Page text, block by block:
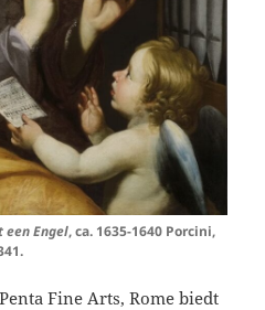
een Engel, ca. 1635-1640 Porcini,
Fine Arts, Rome biedt